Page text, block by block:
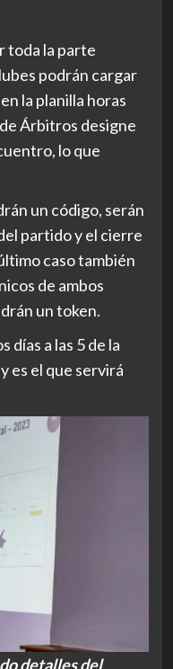
toda la parte
podrán cargar
la planilla horas
Árbitros designe
lo que
un código, serán
partido y el cierre
caso también
de ambos
un token.
días a las 5 de la
es el que servirá
detalles del